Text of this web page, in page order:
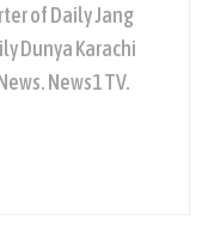
of Daily Jang
Dunya Karachi
News1 TV.